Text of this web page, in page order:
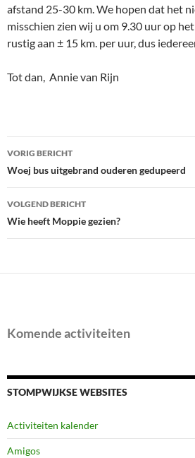
afstand 25-30 km. We hopen dat het
misschien zien wij u om 9.30 uur op
rustig aan ± 15 km. per uur, dus
Tot dan, Annie van Rijn
Bericht
navigatie
VORIG BERICHT
Woej bus uitgebrand ouderen gedupeerd
VOLGEND BERICHT
Wie heeft Moppie gezien?
Komende activiteiten
STOMPWIJKSE WEBSITES
Activiteiten kalender
Amigos